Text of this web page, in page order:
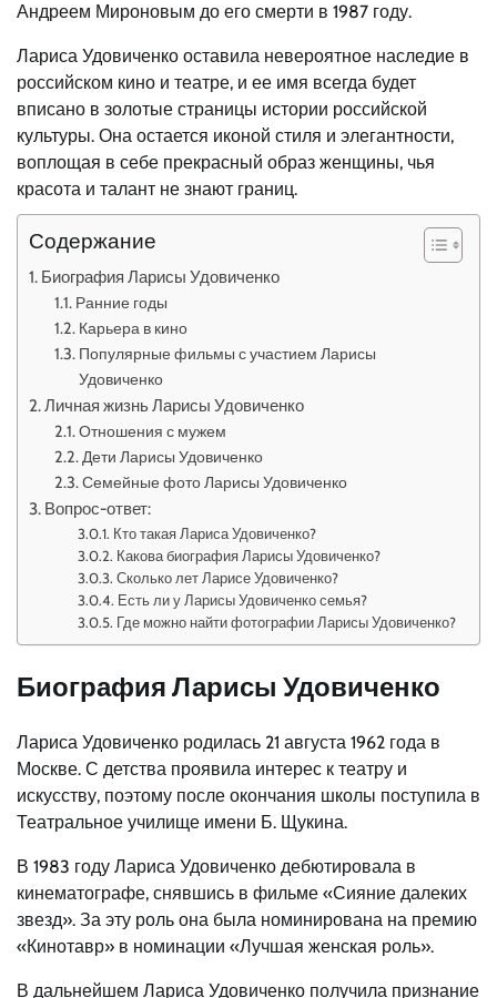
Андреем Мироновым до его смерти в 1987 году.
Лариса Удовиченко оставила невероятное наследие в
российском кино и театре, и ее имя всегда будет
вписано в золотые страницы истории российской
культуры. Она остается иконой стиля и элегантности,
воплощая в себе прекрасный образ женщины, чья
красота и талант не знают границ.
Содержание
Биография Ларисы Удовиченко
Ранние годы
Карьера в кино
Популярные фильмы с участием Ларисы
Удовиченко
Личная жизнь Ларисы Удовиченко
Отношения с мужем
Дети Ларисы Удовиченко
Семейные фото Ларисы Удовиченко
Вопрос-ответ:
Кто такая Лариса Удовиченко?
Какова биография Ларисы Удовиченко?
Сколько лет Ларисе Удовиченко?
Есть ли у Ларисы Удовиченко семья?
Где можно найти фотографии Ларисы Удовиченко?
Биография Ларисы Удовиченко
Лариса Удовиченко родилась 21 августа 1962 года в
Москве. С детства проявила интерес к театру и
искусству, поэтому после окончания школы поступила в
Театральное училище имени Б. Щукина.
В 1983 году Лариса Удовиченко дебютировала в
кинематографе, снявшись в фильме «Сияние далеких
звезд». За эту роль она была номинирована на премию
«Кинотавр» в номинации «Лучшая женская роль».
В дальнейшем Лариса Удовиченко получила признание